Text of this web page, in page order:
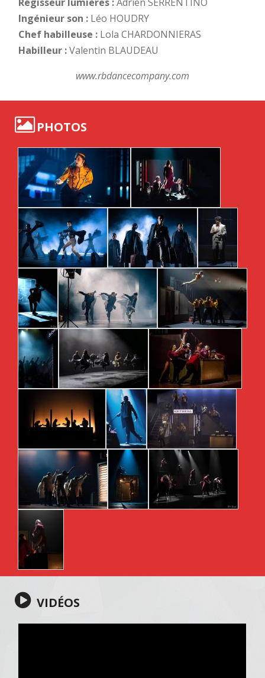
Ingénieur son : Léo HOUDRY
Chef habilleuse : Lola CHARDONNIERAS
Habilleur :Valentin BLAUDEAU
www.rbdancecompany.com
PHOTOS
VIDÉOS